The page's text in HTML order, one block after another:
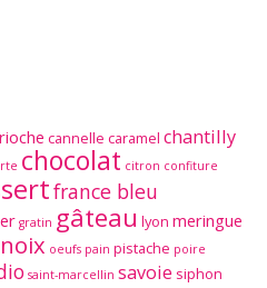
cannelle caramel chantilly
chocolat citron confiture
france bleu
gratin gâteau lyon meringue
noix oeufs pain pistache poire
saint-marcellin savoie siphon